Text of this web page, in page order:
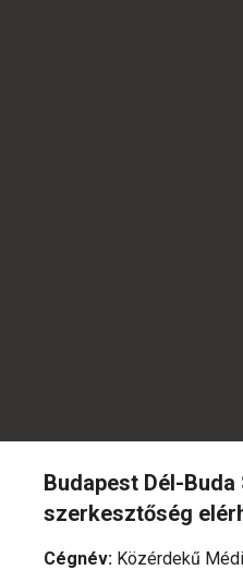
Budapest Dél-
szerkesztőség
Cégnév: Közérdekű